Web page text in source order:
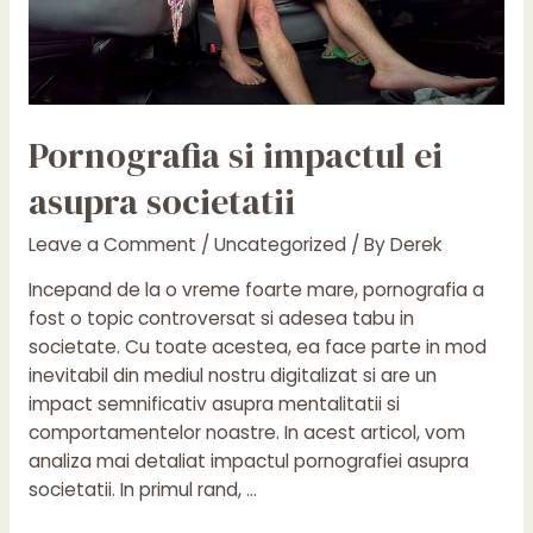
Pornografia si impactul ei
asupra societatii
Leave a Comment / Uncategorized/ ByDerek
Incepand de la o vreme foarte mare, pornografia a
fost o topic controversat si adesea tabu in
societate. Cu toate acestea, ea face parte in mod
inevitabil din mediul nostru digitalizat si are un
impact semnificativ asupra mentalitatii si
comportamentelor noastre. In acest articol, vom
analiza mai detaliat impactul pornografiei asupra
societatii. In primul rand, …